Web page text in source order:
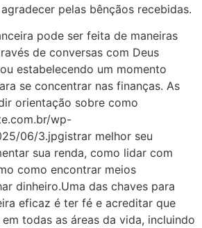
pelas bênçãos recebidas.
pode ser feita de maneiras
de conversas com Deus
estabelecendo um momento
se concentrar nas finanças. As
orientação sobre como
wp-
06/3.jpgistrar melhor seu
sua renda, como lidar com
como encontrar meios
dinheiro.Uma das chaves para
eficaz é ter fé e acreditar que
todas as áreas da vida, incluindo